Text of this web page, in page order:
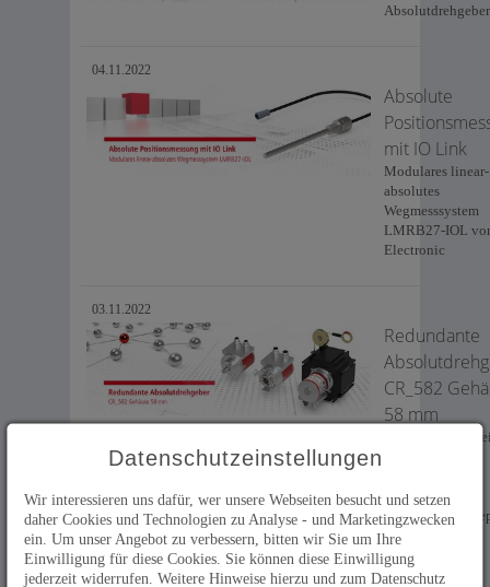
04.11.2022
Absolute
mit IO Link
Modulares linear-
absolutes
Wegmesssystem
LMRB27-IOL
Electronic
03.11.2022
Redundante
CR_582
58 mm
Ein Gehäuse,
flexible
15.07.2022
Datenschutzeinstellungen
Wir interessieren uns dafür, wer unsere Webseiten besucht und setzen
daher Cookies und Technologien zu Analyse - und Marketingzwecken
ein. Um unser Angebot zu verbessern, bitten wir Sie um Ihre
Einwilligung für diese Cookies. Sie können diese Einwilligung
jederzeit widerrufen. Weitere Hinweise hierzu und zum Datenschutz